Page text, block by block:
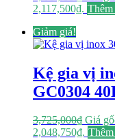
2,117,500₫.
Giảm giá!
Kệ gia vị
GC0304
3,725,000₫ Giá
2,048,750₫.